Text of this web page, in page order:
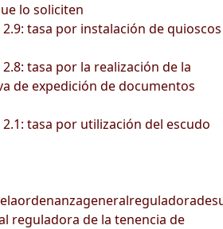
lo soliciten
tasa por instalación de quioscos
tasa por la realización de la
de expedición de documentos
tasa por utilización del escudo
reguladora de la tenencia de